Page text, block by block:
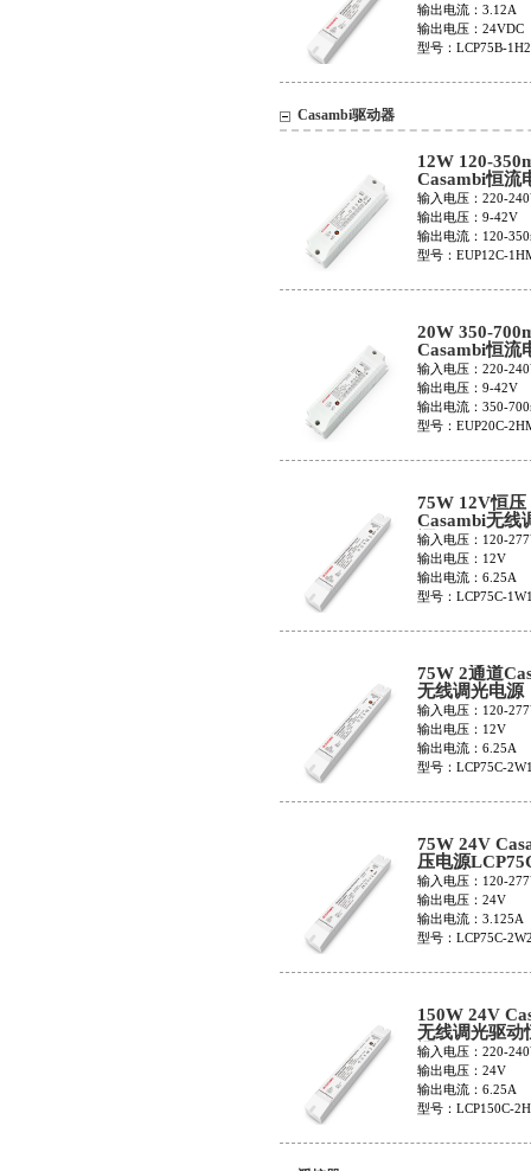
输出电流：3.12A
输出电压：24VDC
型号：LCP75B-
Casambi驱动器
12W 120-
Casambi恒流
EUP12C-
输入电压：220-
输出电压：9-42V
输出电流：120-
型号：EUP12C-
20W 350-
Casambi恒流
EUP20C-
输入电压：220-
输出电压：9-42V
输出电流：350-
型号：EUP20C-
75W 12V恒压
Casambi无线
源 LCP75C-
输入电压：120-
输出电压：12V
输出电流：6.25A
型号：LCP75C-
75W 2通道
无线调光电源
LCP75C-
输入电压：120-
输出电压：12V
输出电流：6.25A
型号：LCP75C-
75W 24V
压电源
2W24V
输入电压：120-
输出电压：24V
输出电流：3.125A
型号：LCP75C-
150W 24V
无线调光驱动
源LCP150C-
输入电压：220-
输出电压：24V
输出电流：6.25A
型号：LCP150C-